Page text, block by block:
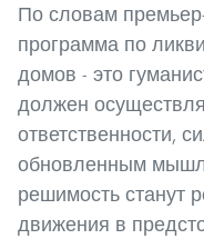
По словам
программа по
домов - это
должен
ответственности,
обновленным
решимость
движения в